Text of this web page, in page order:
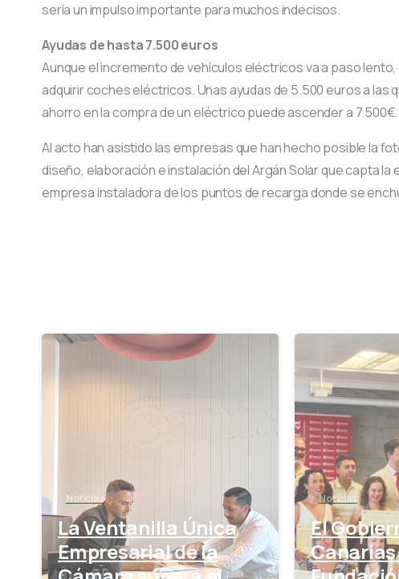
sería un impulso importante para muchos indecisos.
Ayudas de hasta 7.500 euros
Aunque el incremento de vehículos eléctricos va a paso
adquirir coches eléctricos. Unas ayudas de 5.500 euros a las
ahorro en la compra de un eléctrico puede ascender a 7.500€.
Al acto han asistido las empresas que han hecho posible la
diseño, elaboración e instalación del Argán Solar que capta la
empresa instaladora de los puntos de recarga donde se
Noticias
La Ventanilla Única
Empresarial de la
Noticias
El
Canarias